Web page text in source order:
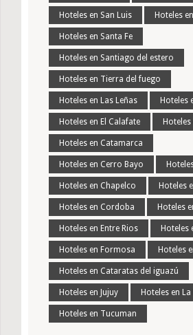
Hoteles en San Luis Hoteles
Hoteles en Santa Fe
Hoteles en Santiago del estero
Hoteles en Tierra del fuego
Hoteles en Las Leñas Hoteles
Hoteles en El Calafate
Hoteles en Catamarca
Hoteles en Cerro Bayo
Hoteles en Chapelco Hoteles
Hoteles en Cordoba Hoteles
Hoteles en Entre Rios Hoteles
Hoteles en Formosa Hoteles
Hoteles en Cataratas del iguazú
Hoteles en Jujuy Hoteles en La
Hoteles en Tucuman